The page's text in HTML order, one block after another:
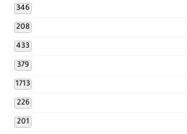
346
208
433
379
1713
226
201